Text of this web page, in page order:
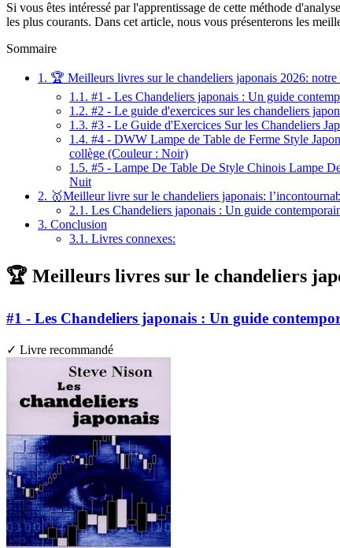
Si vous êtes intéressé par l'apprentissage de cette méthode
les plus courants. Dans cet article, nous vous présenterons les
Sommaire
1. 🏆 Meilleurs livres sur le chandeliers japonais 2026: notre
1.1. #1 - Les Chandeliers japonais : Un guide
1.2. #2 - Le guide d'exercices sur les chandeliers
1.3. #3 - Le Guide d'Exercices Sur les Chandeliers
1.4. #4 - DWW Lampe de Table de Ferme Style
collège (Couleur : Noir)
1.5. #5 - Lampe De Table De Style Chinois Lampe
Nuit
2. 🥇Meilleur livre sur le chandeliers japonais:
2.1. Les Chandeliers japonais : Un guide
3. Conclusion
3.1. Livres connexes:
🏆 Meilleurs livres sur le chandeliers
#1 - Les Chandeliers japonais : Un guide
✓ Livre recommandé